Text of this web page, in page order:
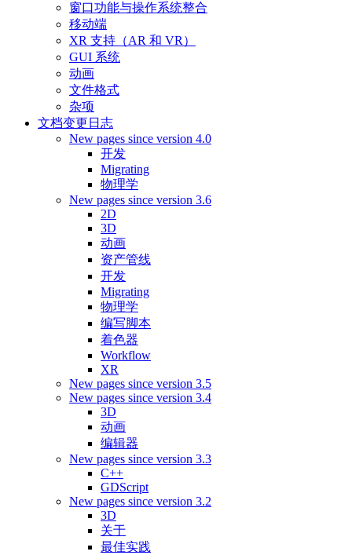
窗口功能与操作系统整合
移动端
XR 支持（AR 和 VR）
GUI 系统
动画
文件格式
杂项
文档变更日志
New pages since version 4.0
开发
Migrating
物理学
New pages since version 3.6
2D
3D
动画
资产管线
开发
Migrating
物理学
编写脚本
着色器
Workflow
XR
New pages since version 3.5
New pages since version 3.4
3D
动画
编辑器
New pages since version 3.3
C++
GDScript
New pages since version 3.2
3D
关于
最佳实践